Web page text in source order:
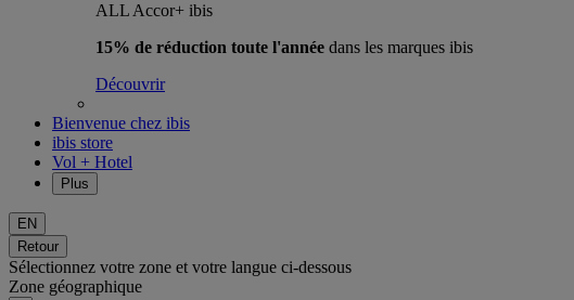
ALL Accor+ ibis
15% de réduction toute l'année dans les marques ibis
Découvrir
Bienvenue chez ibis
ibis store
Vol + Hotel
Plus
EN
Retour
Sélectionnez votre zone et votre langue ci-dessous
Zone géographique